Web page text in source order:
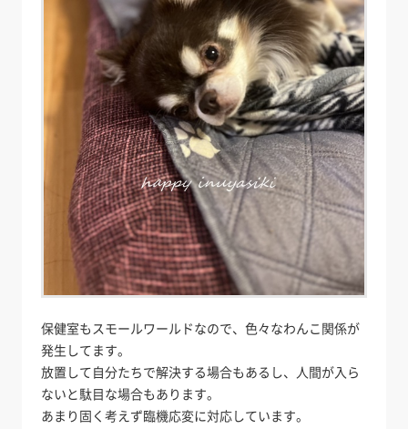
保健室もスモールワールドなので、色々なわんこ関係が
発生してます。
放置して自分たちで解決する場合もあるし、人間が入ら
ないと駄目な場合もあります。
あまり固く考えず臨機応変に対応しています。